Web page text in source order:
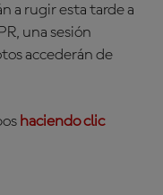
a rugir esta tarde a
una sesión
accederán de
haciendo clic